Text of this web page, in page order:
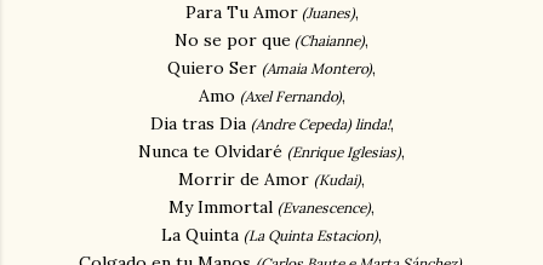
Para Tu Amor(Juanes),
No se por que (Chaianne),
Quiero Ser (Amaia Montero),
Amo (Axel Fernando),
Dia tras Dia (Andre Cepeda)linda!,
Nunca te Olvidaré (Enrique Iglesias),
Morrir de Amor (Kudai),
My Immortal (Evanescence),
La Quinta (La Quinta Estacion),